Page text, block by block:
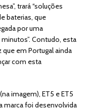
trará “soluções
baterias, que
por uma
Contudo, esta
que em Portugal ainda
com esta
imagem), ET5 e ET5
marca foi desenvolvida